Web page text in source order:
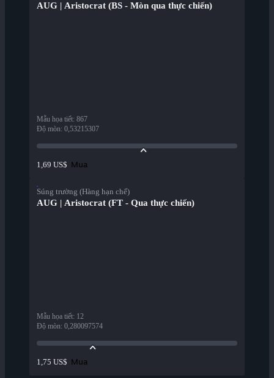
AUG | Aristocrat (BS - Mòn qua thực chiến)
Mẫu họa tiết: 867
Độ mòn: 0,53215307
1,69 US$ Mua
Súng trường (Hàng hạn chế)
AUG | Aristocrat (FT - Qua thực chiến)
Mẫu họa tiết: 12
Độ mòn: 0,280097574
1,75 US$ Mua